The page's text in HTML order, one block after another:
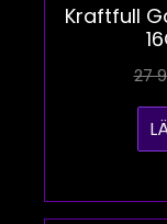
Kraftfull
27